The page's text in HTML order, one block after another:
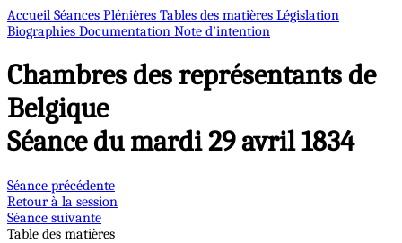
Accueil Séances Plénières Tables des matières Législation
Biographies Documentation Note d’intention
Chambres des représentants de
Belgique
Séance du mardi 29 avril 1834
Séance précédente
Retour à la session
Séance suivante
Table des matières